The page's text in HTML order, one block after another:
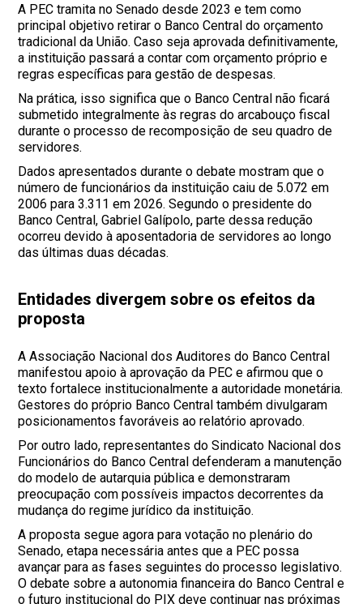
A PEC tramita no Senado desde 2023 e tem como
principal objetivo retirar o Banco Central do orçamento
tradicional da União. Caso seja aprovada definitivamente,
a instituição passará a contar com orçamento próprio e
regras específicas para gestão de despesas.
Na prática, isso significa que o Banco Central não ficará
submetido integralmente às regras do arcabouço fiscal
durante o processo de recomposição de seu quadro de
servidores.
Dados apresentados durante o debate mostram que o
número de funcionários da instituição caiu de 5.072 em
2006 para 3.311 em 2026. Segundo o presidente do
Banco Central, Gabriel Galípolo, parte dessa redução
ocorreu devido à aposentadoria de servidores ao longo
das últimas duas décadas.
Entidades divergem sobre os efeitos da
proposta
A Associação Nacional dos Auditores do Banco Central
manifestou apoio à aprovação da PEC e afirmou que o
texto fortalece institucionalmente a autoridade monetária.
Gestores do próprio Banco Central também divulgaram
posicionamentos favoráveis ao relatório aprovado.
Por outro lado, representantes do Sindicato Nacional dos
Funcionários do Banco Central defenderam a manutenção
do modelo de autarquia pública e demonstraram
preocupação com possíveis impactos decorrentes da
mudança do regime jurídico da instituição.
A proposta segue agora para votação no plenário do
Senado, etapa necessária antes que a PEC possa
avançar para as fases seguintes do processo legislativo.
O debate sobre a autonomia financeira do Banco Central e
o futuro institucional do PIX deve continuar nas próximas